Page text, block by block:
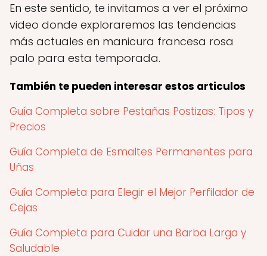
En este sentido, te invitamos a ver el próximo
video donde exploraremos las tendencias
más actuales en manicura francesa rosa
palo para esta temporada.
También te pueden interesar estos articulos
Guía Completa sobre Pestañas Postizas: Tipos y
Precios
Guía Completa de Esmaltes Permanentes para
Uñas
Guía Completa para Elegir el Mejor Perfilador de
Cejas
Guía Completa para Cuidar una Barba Larga y
Saludable